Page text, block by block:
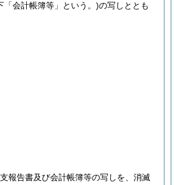
「会計帳簿等」という。)の写しととも
報告書及び会計帳簿等の写しを、消滅